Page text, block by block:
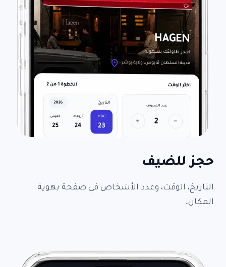
حجز للضيف
التاريخ، الوقت، وعدد الأشخاص في صفحة بهوية
المكان.